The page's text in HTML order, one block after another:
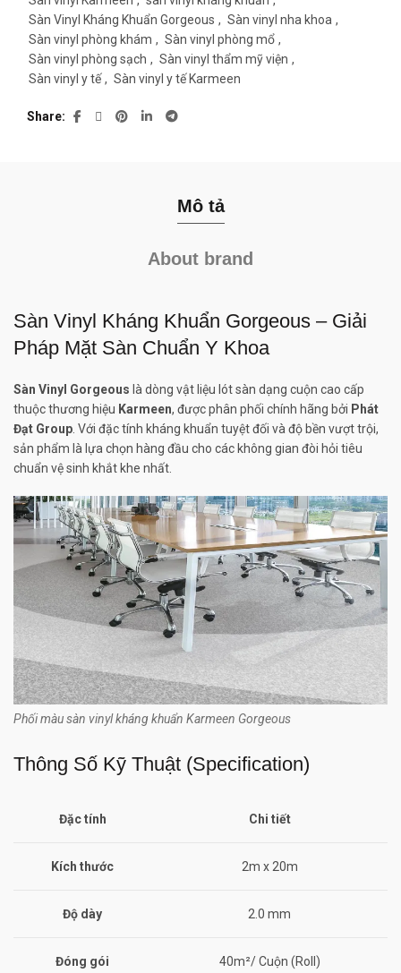
Sàn Vinyl Kháng Khuẩn Gorgeous , Sàn vinyl nha khoa ,
Sàn vinyl phòng khám , Sàn vinyl phòng mổ ,
Sàn vinyl phòng sạch , Sàn vinyl thẩm mỹ viện ,
Sàn vinyl y tế , Sàn vinyl y tế Karmeen
Share
Mô tả
About brand
Sàn Vinyl Kháng Khuẩn Gorgeous – Giải
Pháp Mặt Sàn Chuẩn Y Khoa
Sàn Vinyl Gorgeous là dòng vật liệu lót sàn dạng cuộn cao cấp
thuộc thương hiệu Karmeen, được phân phối chính hãng bởi Phát
Đạt Group. Với đặc tính kháng khuẩn tuyệt đối và độ bền vượt trội,
sản phẩm là lựa chọn hàng đầu cho các không gian đòi hỏi tiêu
chuẩn vệ sinh khắt khe nhất.
Phối màu sàn vinyl kháng khuẩn Karmeen Gorgeous
Thông Số Kỹ Thuật (Specification)
Đặc tính Chi tiết
Kích thước 2m x 20m
Độ dày 2.0 mm
Đóng gói 40m²/ Cuộn (Roll)